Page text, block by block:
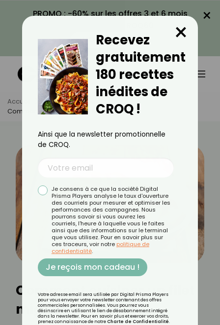
PROMO : -60% sur les offres 3 et 6 mois
VOIR LA PROMO
×
Accueil Actus
Astuces Culinaires
Comment Cuisiner Un Filet Mignon ?
Comment cuisiner un filet
mignon ?
Recevez
gratuitement
180 recettes
inédites de
CROQ !
×
Ainsi que la newsletter promotionnelle
de CROQ.
Je consens à ce que la société Digital
Prisma Players analyse le taux d'ouverture
des courriels pour mesurer et optimiser les
performances des campagnes. Nous
pourrons savoir si vous ouvrez les
courriels, l'heure à laquelle vous le faites
ainsi que des informations sur le terminal
que vous utilisez. Pour en savoir plus sur
ces traceurs, voir notre politique de
confidentialité.
Je reçois mon cadeau !
Votre adresse email sera utilisée par Digital Prisma Players
pour vous envoyer votre newsletter contenant des offres
commerciales personnalisées. Vous pourrez vous
désinscrire en utilisant le lien de désabonnement intégré
dans la newsletter. Pour en savoir plus et exercer vos droits,
prenez connaissance de notre Charte de Confidentialité.